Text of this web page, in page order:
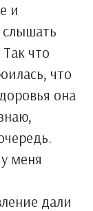
и
слышать
что
что
она
меня
дали